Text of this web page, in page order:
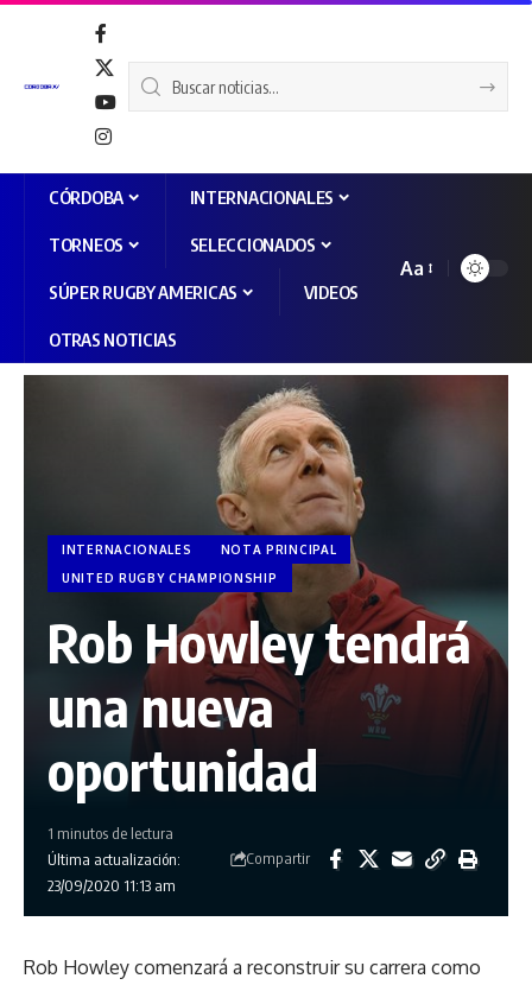
CÓRDOBA INTERNACIONALES
TORNEOS SELECCIONADOS
SÚPER RUGBY AMERICAS VIDEOS
OTRAS NOTICIAS
Aa
INTERNACIONALES
NOTA PRINCIPAL
UNITED RUGBY CHAMPIONSHIP
Rob Howley tendrá
una nueva
oportunidad
Última actualización:
23/09/2020 11:13 am
1 minutos de lectura
Compartir
Rob Howley comenzará a reconstruir su carrera como